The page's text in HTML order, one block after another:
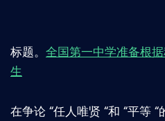
标题。 全国第一中学准备根
生
在争论 “任人唯贤 “和 “平等